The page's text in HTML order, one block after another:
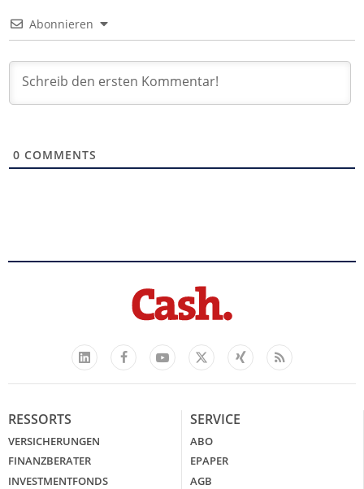
Abonnieren
0 COMMENTS
LinkedIn
FacebookYouTube
X
Xing Feed
RESSORTS
VERSICHERUNGEN
FINANZBERATER
INVESTMENTFONDS
SERVICE
ABO
EPAPER
AGB